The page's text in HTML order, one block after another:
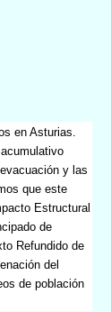
en Asturias.
y las
que este
Estructural
de
Refundido de
del
de población